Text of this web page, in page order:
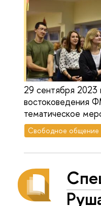
29 сентября 2023
востоковедения
тематическое
Свободное общение